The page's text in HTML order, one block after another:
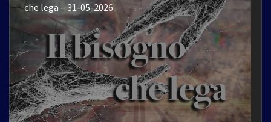
che lega – 31-05-2026